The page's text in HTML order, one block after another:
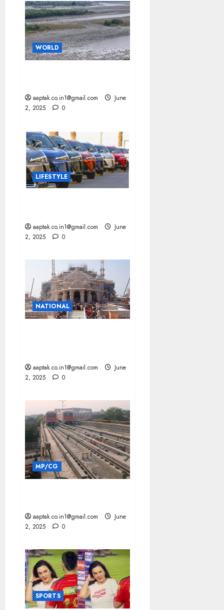
WORLD
aaptak.co.in1@gmail.com
June
2, 2025
0
LIFESTYLE
aaptak.co.in1@gmail.com
June
2, 2025
0
NATIONAL
aaptak.co.in1@gmail.com
June
2, 2025
0
MP/CG
aaptak.co.in1@gmail.com
June
2, 2025
0
SPORTS